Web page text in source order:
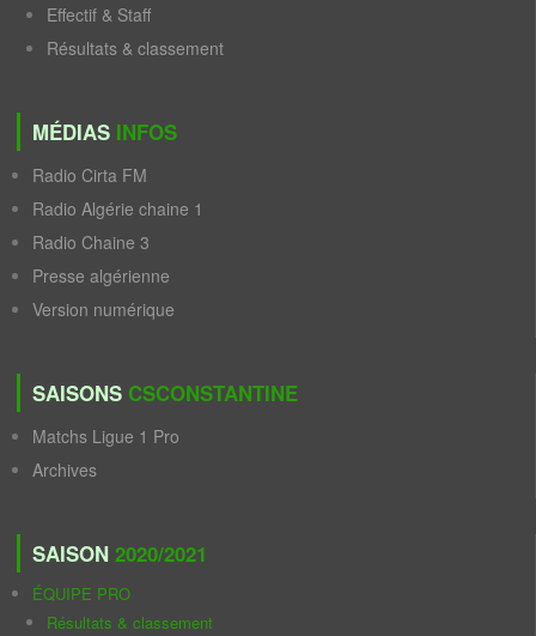
Effectif & Staff
Résultats & classement
MÉDIAS INFOS
Radio Cirta FM
Radio Algérie chaine 1
Radio Chaine 3
Presse algérienne
Version numérique
SAISONS CSCONSTANTINE
Matchs Ligue 1 Pro
Archives
SAISON 2020/2021
ÉQUIPE PRO
Résultats & classement